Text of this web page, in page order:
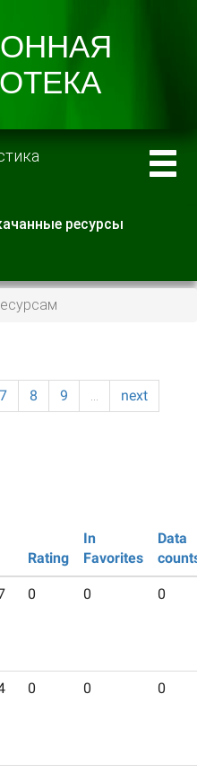
ресурсы
7 8 9 …
next
Rating
In
Favorites
Data
0 0 0
0 0 0